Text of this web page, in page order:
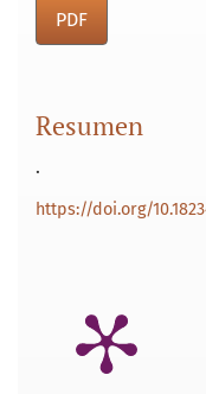
PDF
Resumen
.
https://doi.org/